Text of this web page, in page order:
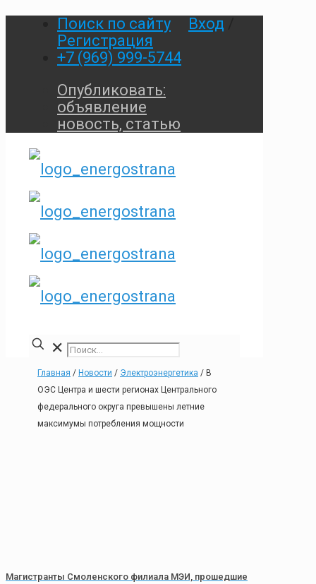
Поиск по сайту Вход
Регистрация
+7 (969) 999-5744
Опубликовать:
объявление
новость, статью
✕
Главная / Новости / Электроэнергетика / В
ОЭС Центра и шести регионах Центрального
федерального округа превышены летние
максимумы потребления мощности
Магистранты Смоленского филиала МЭИ, прошедшие